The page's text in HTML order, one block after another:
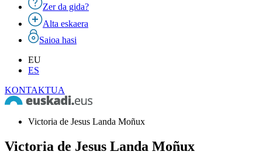
Zer da gida?
Alta eskaera
Saioa hasi
EU
ES
KONTAKTUA
Victoria de Jesus Landa Moñux
Victoria de Jesus Landa Moñux